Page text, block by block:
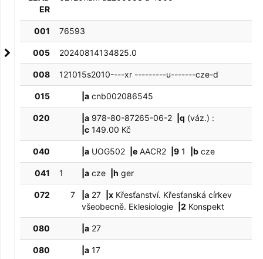
ER
001 76593
005 20240814134825.0
008 121015s2010----xr ---------u-------cze-d
015 |a cnb002086545
020 |a 978-80-87265-06-2 |q (váz.) :
|c 149.00 Kč
040 |a UOG502 |e AACR2 |9 1 |b cze
041 1 |a cze |h ger
072 7 |a 27 |x Křesťanství. Křesťanská církev
všeobecně. Eklesiologie
|2 Konspekt
080 |a 27
080 |a 17